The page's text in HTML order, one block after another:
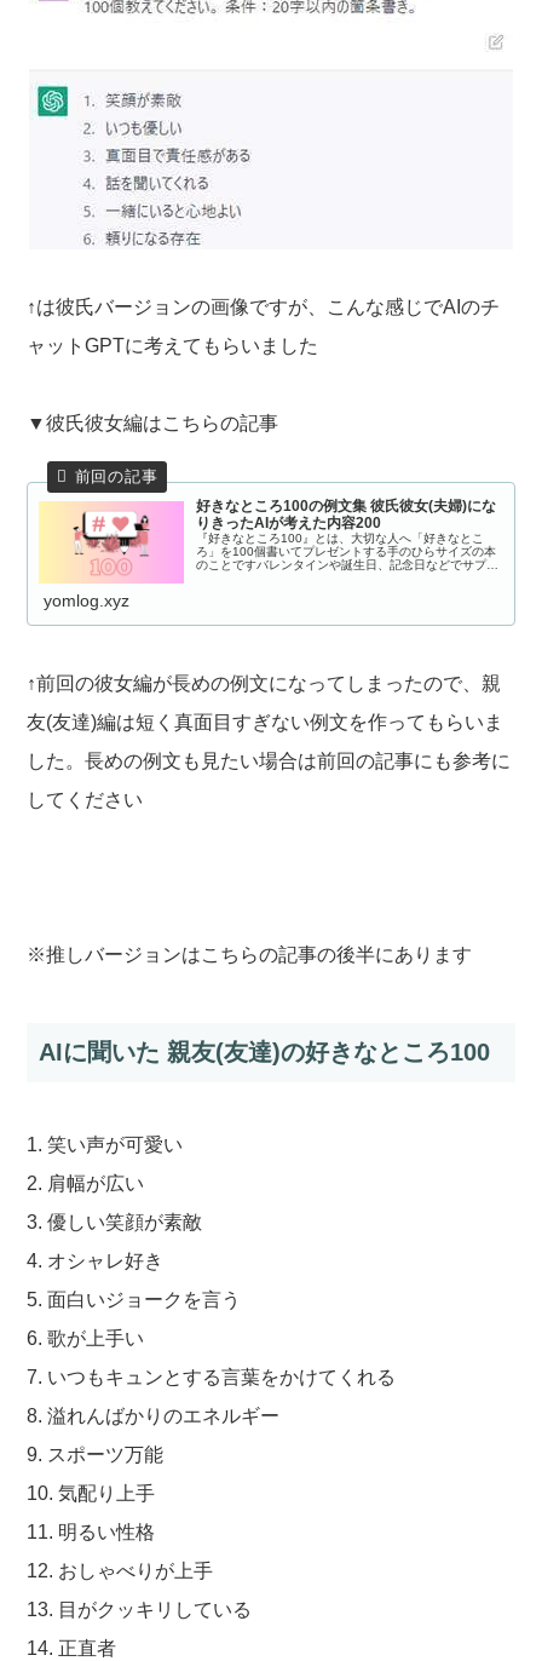
↑は彼氏バージョンの画像ですが、こんな感じでAIのチ
ャットGPTに考えてもらいました
▼彼氏彼女編はこちらの記事
好きなところ100の例文集 彼氏彼女(夫婦)にな
りきったAIが考えた内容200
『好きなところ100』とは、大切な人へ「好きなとこ
ろ」を100個書いてプレゼントする手のひらサイズの本
のことですバレンタインや誕生日、記念日などでサプラ
yomlog.xyz
↑前回の彼女編が長めの例文になってしまったので、親
友(友達)編は短く真面目すぎない例文を作ってもらいま
した。長めの例文も見たい場合は前回の記事にも参考に
してください
※推しバージョンはこちらの記事の後半にあります
AIに聞いた 親友(友達)の好きなところ100
1. 笑い声が可愛い
2. 肩幅が広い
3. 優しい笑顔が素敵
4. オシャレ好き
5. 面白いジョークを言う
6. 歌が上手い
7. いつもキュンとする言葉をかけてくれる
8. 溢れんばかりのエネルギー
9. スポーツ万能
10. 気配り上手
11. 明るい性格
12. おしゃべりが上手
13. 目がクッキリしている
14. 正直者